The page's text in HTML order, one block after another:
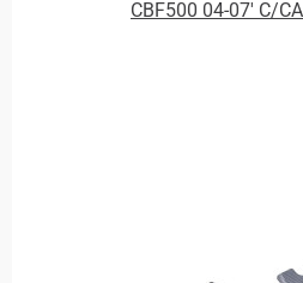
CBF500 04-07' C/